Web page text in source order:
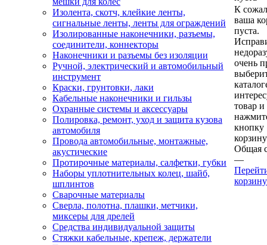
Изолента, скотч, клейкие ленты,
сигнальные ленты, ленты для ограждений
Изолированные наконечники, разъемы,
соединители, коннекторы
Наконечники и разъемы без изоляции
Ручной, электрический и автомобильный
инструмент
Краски, грунтовки, лаки
Кабельные наконечники и гильзы
Охранные системы и аксессуары
Полировка, ремонт, уход и защита кузова
автомобиля
Провода автомобильные, монтажные,
акустические
Протирочные материалы, салфетки, губки
Наборы уплотнительных колец, шайб,
шплинтов
Сварочные материалы
Сверла, полотна, плашки, метчики,
миксеры для дрелей
Средства индивидуальной защиты
Стяжки кабельные, крепеж, держатели
К
ваша
пуста.
очень
товар и
кнопку
Общая
—
корзину